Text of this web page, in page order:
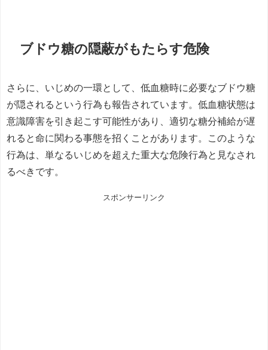
ブドウ糖の隠蔽がもたらす危険
さらに、いじめの一環として、低血糖時に必要なブドウ糖
が隠されるという行為も報告されています。低血糖状態は
意識障害を引き起こす可能性があり、適切な糖分補給が遅
れると命に関わる事態を招くことがあります。このような
行為は、単なるいじめを超えた重大な危険行為と見なされ
るべきです。
スポンサーリンク